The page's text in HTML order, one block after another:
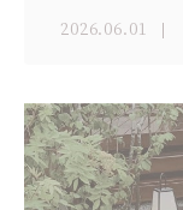
2026.06.01